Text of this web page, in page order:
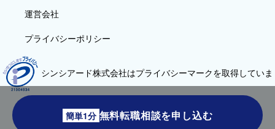
簡単1分 無料転職相談を申し込む
運営会社
プライバシーポリシー
シンシアード株式会社はプライバシーマークを取得していま
©sincereed Co., Ltd.